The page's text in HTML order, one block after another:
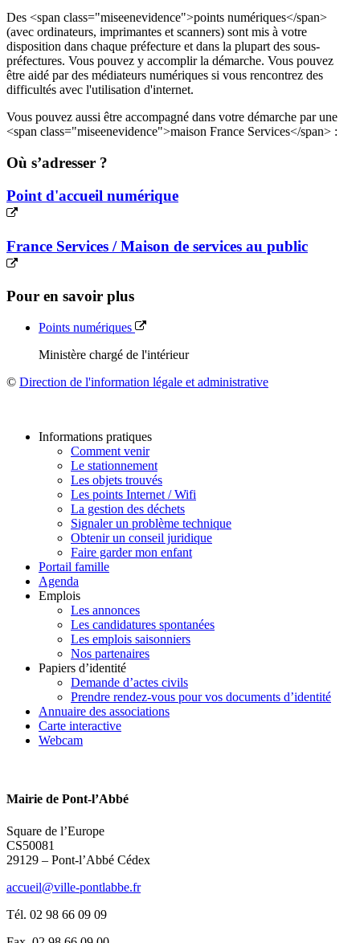
Des <span class="miseenevidence">points numériques</span>
(avec ordinateurs, imprimantes et scanners) sont mis à votre
disposition dans chaque préfecture et dans la plupart des sous-
préfectures. Vous pouvez y accomplir la démarche. Vous pouvez
être aidé par des médiateurs numériques si vous rencontrez des
difficultés avec l'utilisation d'internet.
Vous pouvez aussi être accompagné dans votre démarche par une
<span class="miseenevidence">maison France Services</span> :
Où s’adresser ?
Point d'accueil numérique
France Services / Maison de services au public
Pour en savoir plus
Points numériques
Ministère chargé de l'intérieur
© Direction de l'information légale et administrative
Informations pratiques
Comment venir
Le stationnement
Les objets trouvés
Les points Internet / Wifi
La gestion des déchets
Signaler un problème technique
Obtenir un conseil juridique
Faire garder mon enfant
Portail famille
Agenda
Emplois
Les annonces
Les candidatures spontanées
Les emplois saisonniers
Nos partenaires
Papiers d’identité
Demande d’actes civils
Prendre rendez-vous pour vos documents d’identité
Annuaire des associations
Carte interactive
Webcam
Mairie de Pont-l’Abbé
Square de l’Europe
CS50081
29129 – Pont-l’Abbé Cédex
accueil@ville-pontlabbe.fr
Tél. 02 98 66 09 09